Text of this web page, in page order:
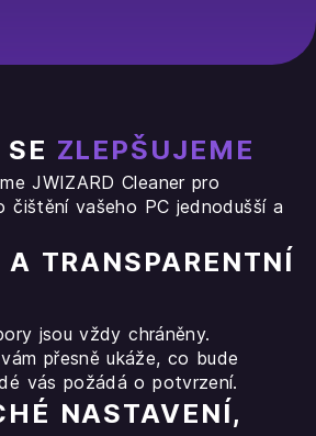
ZLEPŠUJEME
JWIZARD Cleaner pro
čištění vašeho PC jednodušší a
A TRANSPARENTNÍ
jsou vždy chráněny.
přesně ukáže, co bude
vás požádá o potvrzení.
NASTAVENÍ,